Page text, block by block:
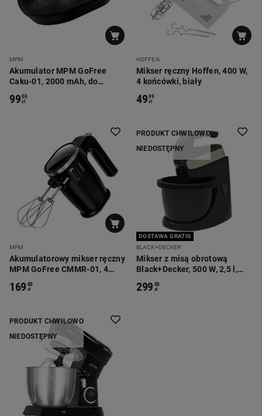
MPM
Akumulator MPM GoFree
Caku-01, 2000 mAh, do
9900
zł
HOFFEN
Mikser ręczny Hoffen, 400 W,
4 końcówki, biały
4999
zł
MPM
Akumulatorowy mikser ręczny
MPM GoFree CMMR-01, 4
169 00
zł
PRODUKT CHWILOWO
NIEDOSTĘPNY
DOSTAWA GRATIS
BLACK+DECKER
Mikser z misą obrotową
Black+Decker, 500 W, 2,5 l,
299 00
zł
PRODUKT CHWILOWO
NIEDOSTĘPNY